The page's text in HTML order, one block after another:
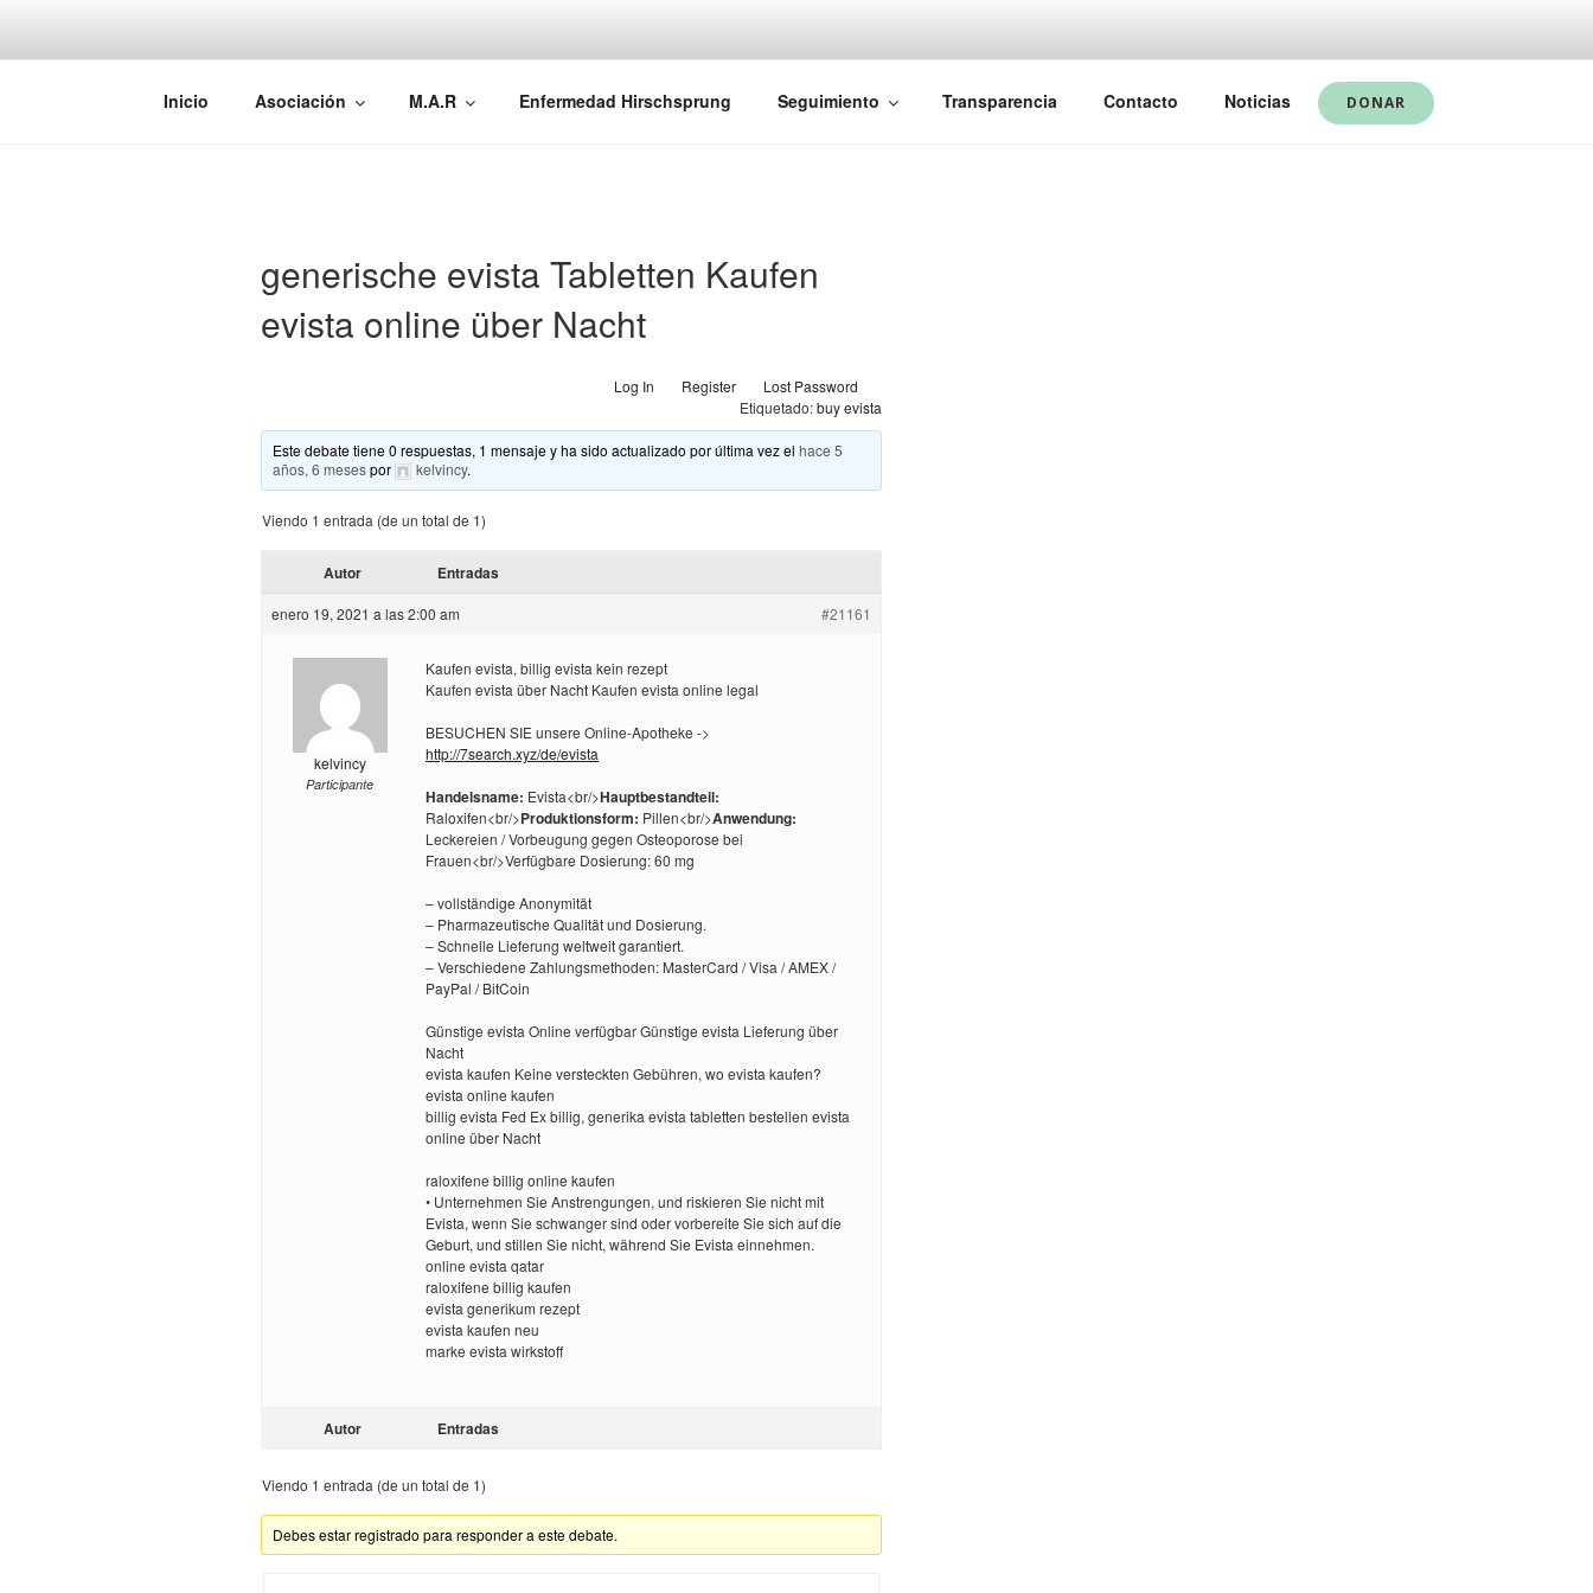
AEMAREH
Asociación Española Malformaciones Ano-Rectales
Inicio Asociación M.A.R Enfermedad Hirschsprung Seguimiento Transparencia Contacto Noticias DONAR
generische evista Tabletten Kaufen
evista online über Nacht
Log In Register
Lost Password
Etiquetado:buy evista
Este debate tiene 0 respuestas, 1 mensaje y ha sido actualizado por última vez elhace 5
años, 6 mesespor kelvincy.
Viendo 1 entrada (de un total de 1)
Autor Entradas
enero 19, 2021 a las 2:00 am #21161
kelvincy
Participante
Kaufen evista, billig evista kein rezept
Kaufen evista über Nacht Kaufen evista online legal
BESUCHEN SIE unsere Online-Apotheke ->
http://7search.xyz/de/evista
Handelsname: Evista<br/>Hauptbestandteil:
Raloxifen<br/>Produktionsform: Pillen<br/>Anwendung:
Leckereien / Vorbeugung gegen Osteoporose bei
Frauen<br/>Verfügbare Dosierung: 60 mg
– vollständige Anonymität
– Pharmazeutische Qualität und Dosierung.
– Schnelle Lieferung weltweit garantiert.
– Verschiedene Zahlungsmethoden: MasterCard / Visa / AMEX /
PayPal / BitCoin
Günstige evista Online verfügbar Günstige evista Lieferung über
Nacht
evista kaufen Keine versteckten Gebühren, wo evista kaufen?
evista online kaufen
billig evista Fed Ex billig, generika evista tabletten bestellen evista
online über Nacht
raloxifene billig online kaufen
• Unternehmen Sie Anstrengungen, und riskieren Sie nicht mit
Evista, wenn Sie schwanger sind oder vorbereite Sie sich auf die
Geburt, und stillen Sie nicht, während Sie Evista einnehmen.
online evista qatar
raloxifene billig kaufen
evista generikum rezept
evista kaufen neu
marke evista wirkstoff
Autor Entradas
Viendo 1 entrada (de un total de 1)
Debes estar registrado para responder a este debate.